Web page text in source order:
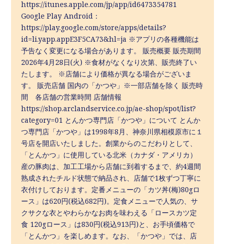
https://itunes.apple.com/jp/app/id6473354781
Google Play Android：
https://play.google.com/store/apps/details?
id=li.yapp.appE3F5CA73&hl=ja ※アプリの各種機能は
予告なく変更になる場合があります。 販売概要 販売期間
2026年4月28日(火) ※食材がなくなり次第、販売終了い
たします。 ※店舗により価格が異なる場合がございま
す。 販売店舗 国内の「かつや」※⼀部店舗を除く 販売時
間 各店舗の営業時間 店舗情報
https://shop.arclandservice.co.jp/ae-shop/spot/list?
category=01 とんかつ専門店「かつや」について とんか
つ専⾨店「かつや」は1998年8⽉、神奈川県相模原市に１
号店を開店いたしました。創業からのこだわりとして、
「とんかつ」に使⽤している北⽶（カナダ・アメリカ）
産の豚⾁は、加⼯⼯場から店舗に到着するまで、約4週間
熟成されたチルド状態で納品され、店舗で1枚ずつ丁寧に
⾐付けしております。定番メニューの「カツ丼(梅)80gロ
ース」は620円(税込682円)。定⾷メニューで⼈気の、サ
クサクな⾐とやわらかなお⾁を味わえる「ロースカツ定
⾷ 120gロース」は830円(税込913円)と、お⼿頃価格で
「とんかつ」を楽しめます。なお、「かつや」では、店